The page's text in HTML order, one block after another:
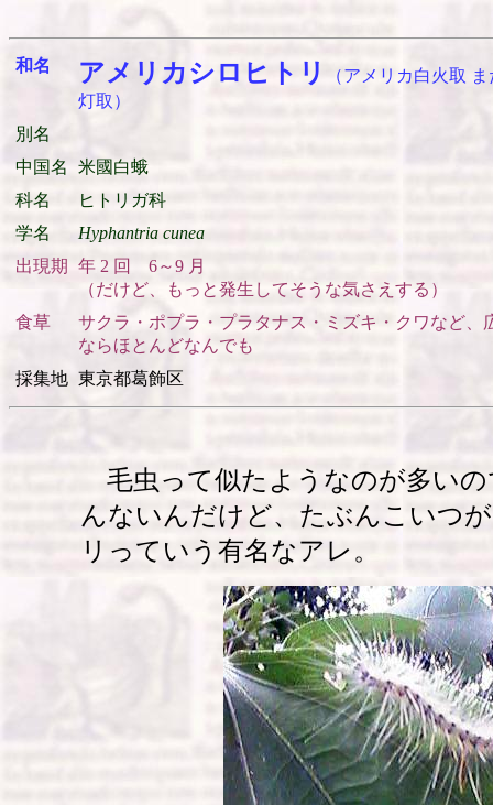
和名 アメリカシロヒトリ
（アメリカ白火取
灯取）
別名
中国名
米國白蛾
科名
ヒトリガ科
学名
Hyphantria cunea
出現期
年 2 回 6～9 月
（だけど、もっと発生してそうな気さえする）
食草
サクラ・ポプラ・プラタナス・ミズキ・クワなど、
ならほとんどなんでも
採集地 東京都葛飾区
毛虫って似たようなのが多い
んないんだけど、たぶんこいつ
リっていう有名なアレ。